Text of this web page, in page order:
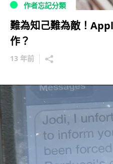
作者忘記分類
難為知己難為敵！
作？
13 年前